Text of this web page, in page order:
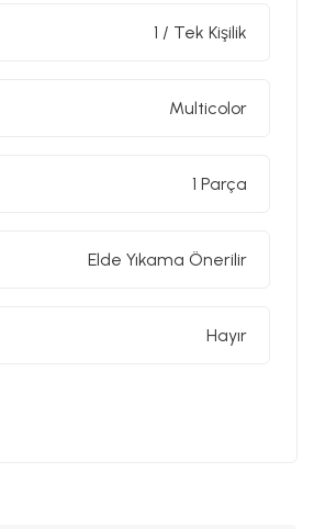
1 / Tek Kişilik
Multicolor
1 Parça
Elde Yıkama Önerilir
Hayır